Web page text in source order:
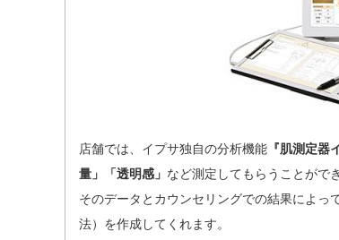
店舗では、イプサ独自の分析機能 『肌測定器
量」「透明感」 など測定してもらうことがで
そのデータとカウンセリングでの結果によっ
法）を作成してくれます。